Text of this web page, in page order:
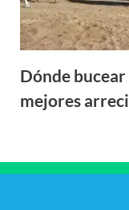
Dónde
mejores